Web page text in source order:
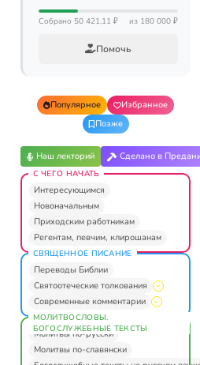
Собрано 50 421,11 ₽ из 180 000 ₽
Помочь
Популярное
Избранное
Позже
Наш лекторий Сделано в
С ЧЕГО НАЧАТЬ
Интересующимся
Новоначальным
Приходским работникам
Регентам, певчим, клирошанам
СВЯЩЕННОЕ ПИСАНИЕ
Переводы Библии
Святоотеческие толкования
Современные комментарии
МОЛИТВОСЛОВЫ.
БОГОСЛУЖЕБНЫЕ ТЕКСТЫ
Молитвы по-русски
Молитвы по-славянски